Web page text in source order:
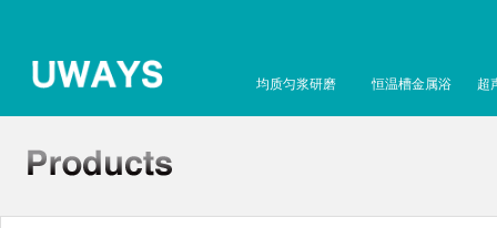
均质匀浆研磨 恒温槽金属浴 超